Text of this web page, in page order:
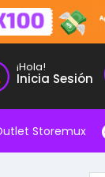
¡Hola!
Inicia Sesión
Storemux